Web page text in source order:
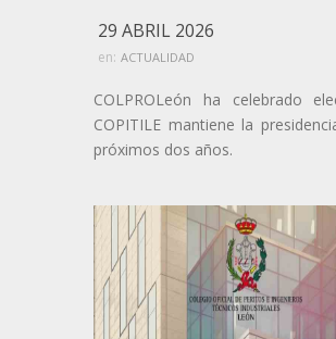
29 ABRIL 2026
en: ACTUALIDAD
COLPROLeón ha celebrado
COPITILE mantiene la
próximos dos años.